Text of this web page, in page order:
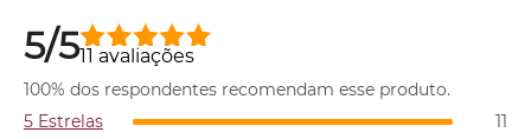
5/511 avaliações
100% dos respondentes recomendam esse produto.
5 Estrelas
11